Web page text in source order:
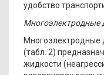
удобство
Многоэлектродные
Многоэлектродные
(табл. 2)
жидкости